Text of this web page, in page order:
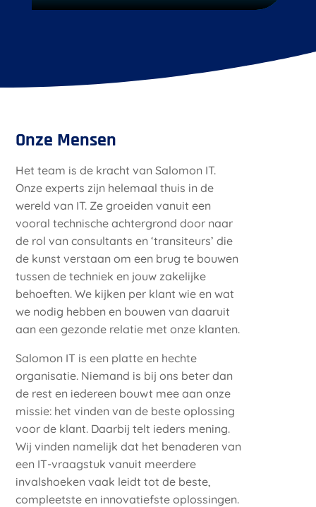
Onze Mensen
Het team is de kracht van Salomon IT.
Onze experts zijn helemaal thuis in de
wereld van IT. Ze groeiden vanuit een
vooral technische achtergrond door naar
de rol van consultants en ‘transiteurs’ die
de kunst verstaan om een brug te bouwen
tussen de techniek en jouw zakelijke
behoeften. We kijken per klant wie en wat
we nodig hebben en bouwen van daaruit
aan een gezonde relatie met onze klanten.
Salomon IT is een platte en hechte
organisatie. Niemand is bij ons beter dan
de rest en iedereen bouwt mee aan onze
missie: het vinden van de beste oplossing
voor de klant. Daarbij telt ieders mening.
Wij vinden namelijk dat het benaderen van
een IT-vraagstuk vanuit meerdere
invalshoeken vaak leidt tot de beste,
compleetste en innovatiefste oplossingen.